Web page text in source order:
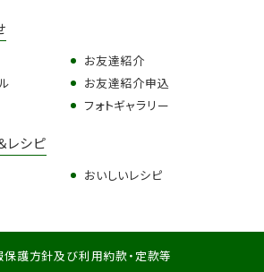
お友達紹介
お友達紹介申込
フォトギャラリー
レシピ
おいしいレシピ
護方針及び利用約款・定款等